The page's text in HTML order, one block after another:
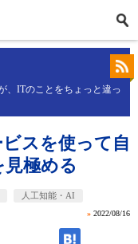
、ITのことをちょっと違っ
スを使って自
極める
人工知能・AI
» 2022/08/16